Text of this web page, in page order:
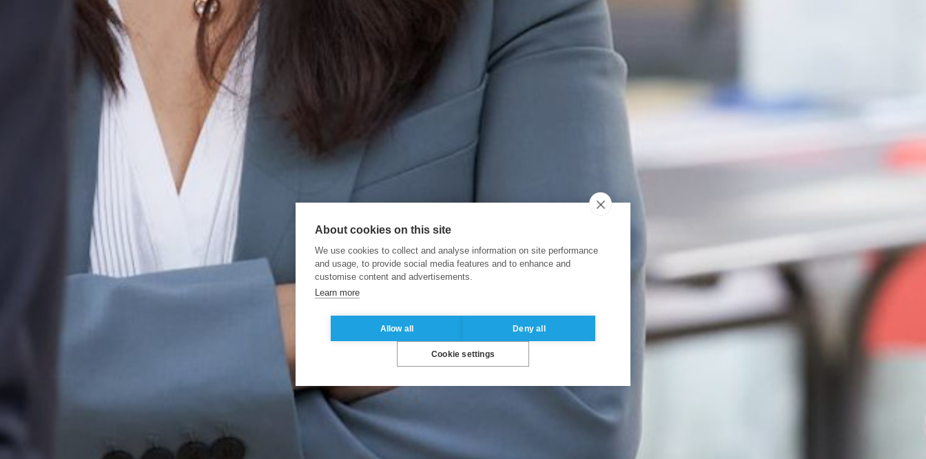
About cookies on this site
We use cookies to collect and analyse information on site performance
and usage, to provide social media features and to enhance and
customise content and advertisements.
Learn more
Allow all Deny all
Cookie settings